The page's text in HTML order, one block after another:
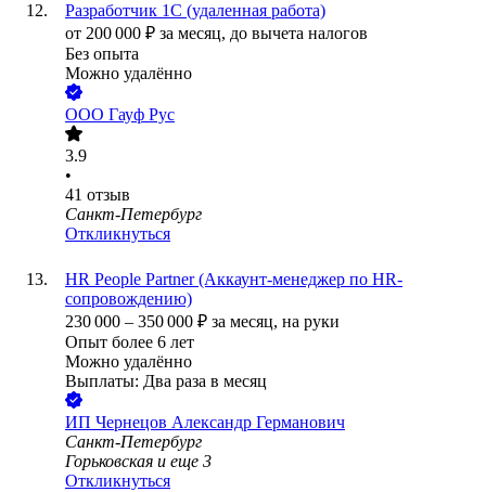
Разработчик 1С (удаленная работа)
от 200 000 ₽ за месяц, до вычета налогов
Без опыта
Можно удалённо
ООО Гауф Рус
3.9
•
41 отзыв
Санкт-Петербург
Откликнуться
HR People Partner (Аккаунт-менеджер по HR-
сопровождению)
230 000 – 350 000 ₽ за месяц, на руки
Опыт более 6 лет
Можно удалённо
Выплаты: Два раза в месяц
ИП Чернецов Александр Германович
Санкт-Петербург
Горьковская и еще 3
Откликнуться